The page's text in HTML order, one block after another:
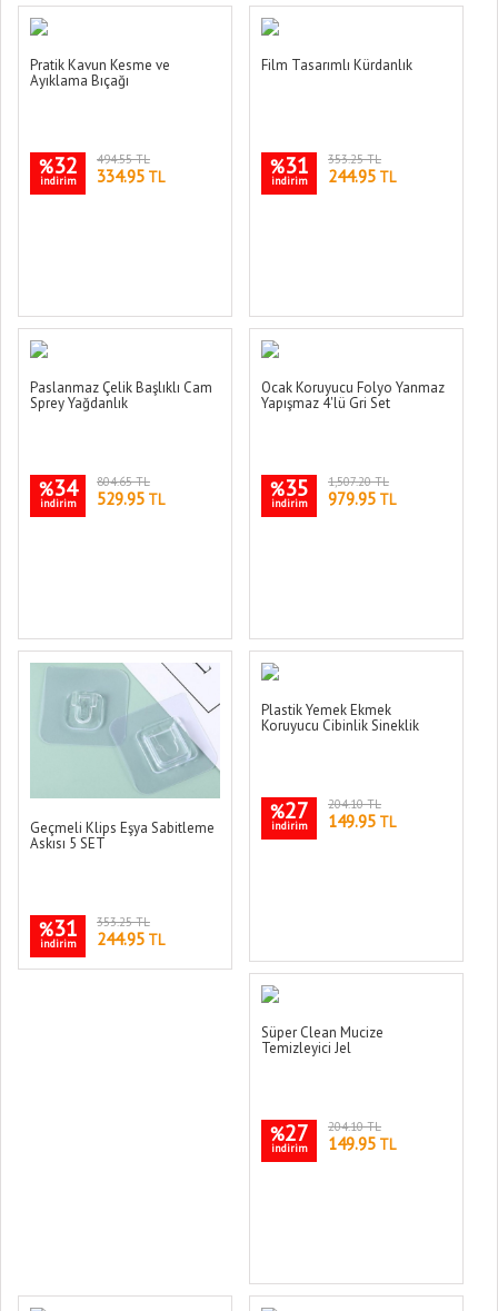
Pratik Kavun Kesme ve
Ayıklama Bıçağı
%32
indirim
494.55 TL
334.95 TL
Film Tasarımlı Kürdanlık
%31
indirim
353.25 TL
244.95 TL
Paslanmaz Çelik Başlıklı Cam
Sprey Yağdanlık
%34
indirim
804.65 TL
529.95 TL
Ocak Koruyucu Folyo Yanmaz
Yapışmaz 4'lü Gri Set
%35
indirim
1,507.20 TL
979.95 TL
Geçmeli Klips Eşya Sabitleme
Askısı 5 SET
%31
indirim
353.25 TL
244.95 TL
Plastik Yemek Ekmek
Koruyucu Cibinlik Sineklik
%27
indirim
204.10 TL
149.95 TL
Süper Clean Mucize
Temizleyici Jel
%27
indirim
204.10 TL
149.95 TL